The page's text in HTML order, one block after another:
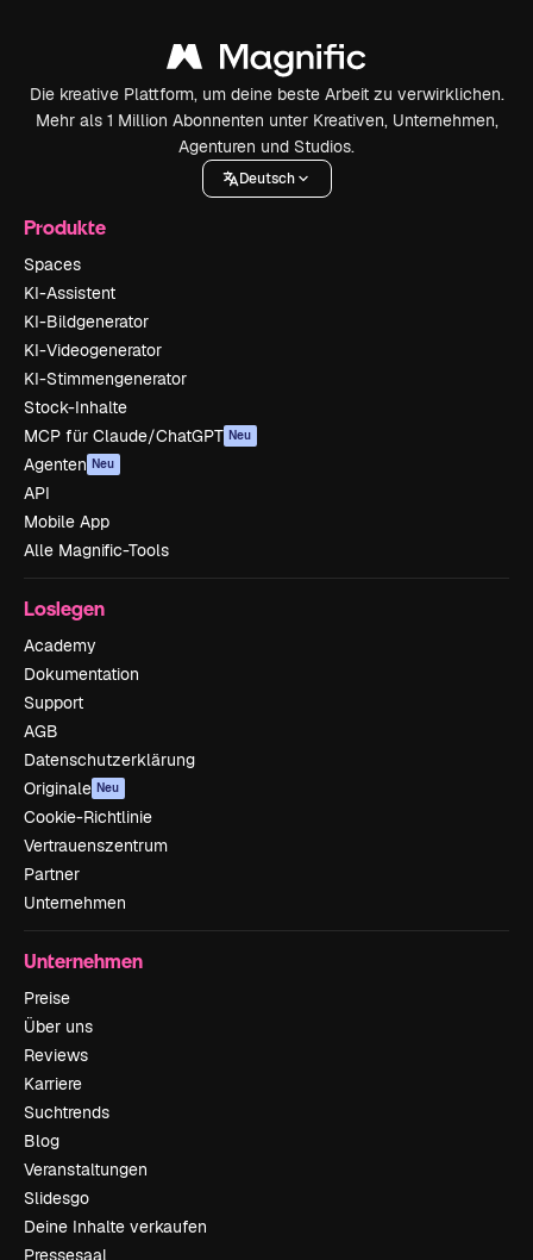
Die kreative Plattform, um deine beste Arbeit zu verwirklichen.
Mehr als 1 Million Abonnenten unter Kreativen, Unternehmen,
Agenturen und Studios.
Deutsch
Produkte
Spaces
KI-Assistent
KI-Bildgenerator
KI-Videogenerator
KI-Stimmengenerator
Stock-Inhalte
MCP für Claude/ChatGPT Neu
Agenten Neu
API
Mobile App
Alle Magnific-Tools
Loslegen
Academy
Dokumentation
Support
AGB
Datenschutzerklärung
Originale Neu
Cookie-Richtlinie
Vertrauenszentrum
Partner
Unternehmen
Unternehmen
Preise
Über uns
Reviews
Karriere
Suchtrends
Blog
Veranstaltungen
Slidesgo
Deine Inhalte verkaufen
Pressesaal